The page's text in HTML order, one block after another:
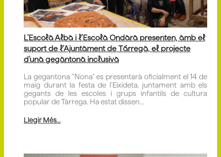
L’Escola Alba i l’Escola Ondara presenten, amb el
suport de l’Ajuntament de Tàrrega, el projecte
d’una gegantona inclusiva
La gegantona "Nona" es presentarà oficialment el 14 de
maig durant la festa de l’Eixideta, juntament amb els
gegants de les escoles i grups infantils de cultura
popular de Tàrrega. Ha estat dissen...
Llegir Més...